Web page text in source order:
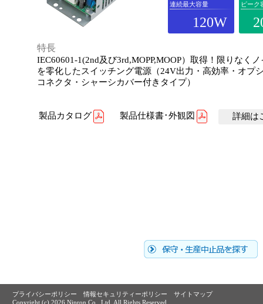
連続最大容量
120W
ピーク
特長
IEC60601-1(2nd及び3rd,MOPP,MOOP）取得！限りなく
を零化したスイッチング電源（24V出力・高効率・オプ
コネクタ・シャーシカバー付きタイプ）
製品カタログ 製品仕様書･外観図 詳細は
プライバシーポリシー 情報セキュリティーポリシー
サイトマップ
Copyright (c) 2026 Nipron Co., Ltd. All Rights Reserved.